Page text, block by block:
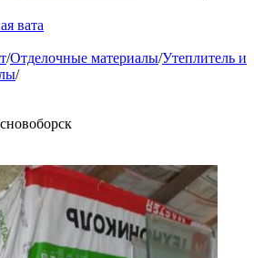
вата
/Отделочные материалы/Утеплитель и
/